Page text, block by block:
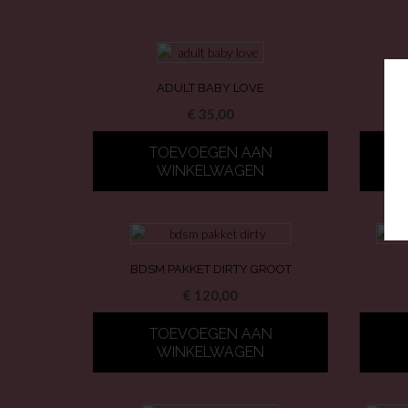
ADULT BABY LOVE
€ 35,00
TOEVOEGEN AAN
WINKELWAGEN
BDSM PAKKET DIRTY GROOT
€ 120,00
TOEVOEGEN AAN
WINKELWAGEN